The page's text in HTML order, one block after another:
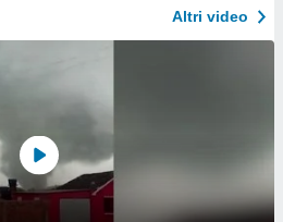
Altri video